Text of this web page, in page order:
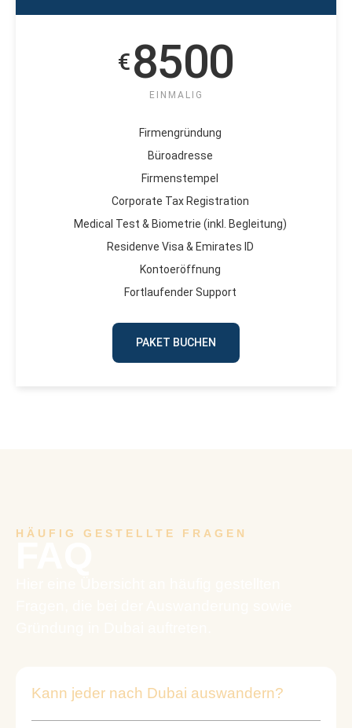
€8500
EINMALIG
Firmengründung
Büroadresse
Firmenstempel
Corporate Tax Registration
Medical Test & Biometrie (inkl. Begleitung)
Residenve Visa & Emirates ID
Kontoeröffnung
Fortlaufender Support
PAKET BUCHEN
HÄUFIG GESTELLTE FRAGEN
Kann jeder nach Dubai auswandern?